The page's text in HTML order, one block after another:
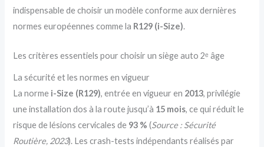
indispensable de choisir un modèle conforme aux dernières
normes européennes comme la R129 (i-Size).
Les critères essentiels pour choisir un siège auto 2ᵉ âge
La sécurité et les normes en vigueur
La norme i-Size (R129), entrée en vigueur en 2013, privilégie
une installation dos à la route jusqu’à 15 mois, ce qui réduit le
risque de lésions cervicales de 93 % (Source : Sécurité
Routière, 2023). Les crash-tests indépendants réalisés par